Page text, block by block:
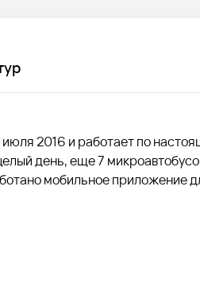
2016 и работает по
день, еще 7
мобильное приложение